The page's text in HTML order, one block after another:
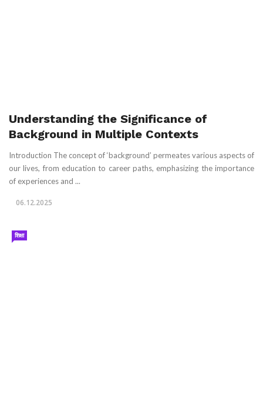
Understanding the Significance of
Background in Multiple Contexts
Introduction The concept of ‘background’ permeates various aspects of
our lives, from education to career paths, emphasizing the importance
of experiences and ...
06.12.2025
शिक्षा